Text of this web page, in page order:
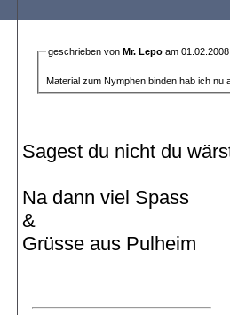
geschrieben vonMr. Lepo am
Material zum Nymphen binden hab ich
Sagest du nicht du
Na dann viel Spass
&
Grüsse aus Pulheim